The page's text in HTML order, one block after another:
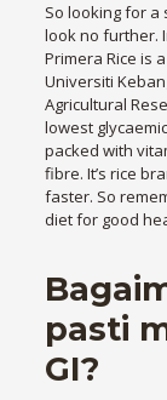
So looking for a
look no further.
Primera Rice is
Universiti
Agricultural
lowest
packed with
fibre. It’s rice
faster. So
diet for good
pasti
GI?